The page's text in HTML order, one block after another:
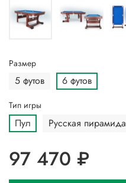
Размер
5 футов 6 футов
Тип игры
Пул Русская пирамида
97 470 ₽